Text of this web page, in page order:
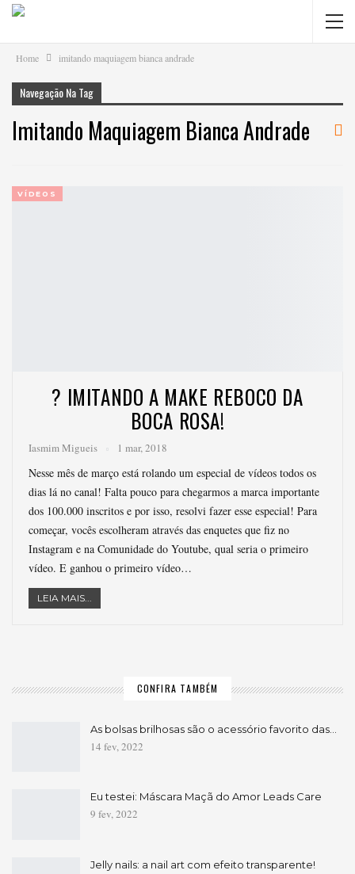
Home imitando maquiagem bianca andrade
Navegação Na Tag
Imitando Maquiagem Bianca Andrade
VÍDEOS
? IMITANDO A MAKE REBOCO DA
BOCA ROSA!
Iasmim Migueis 1 mar, 2018
Nesse mês de março está rolando um especial de vídeos todos os
dias lá no canal! Falta pouco para chegarmos a marca importante
dos 100.000 inscritos e por isso, resolvi fazer esse especial! Para
começar, vocês escolheram através das enquetes que fiz no
Instagram e na Comunidade do Youtube, qual seria o primeiro
vídeo. E ganhou o primeiro vídeo…
LEIA MAIS...
CONFIRA TAMBÉM
As bolsas brilhosas são o acessório favorito das…
14 fev, 2022
Eu testei: Máscara Maçã do Amor Leads Care
9 fev, 2022
Jelly nails: a nail art com efeito transparente!